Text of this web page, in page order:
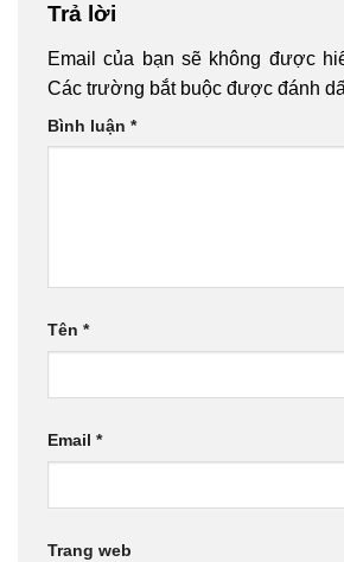
Trả lời
Email của bạn sẽ không được
Các trường bắt buộc được đánh
Bình luận *
Tên *
Email *
Trang web